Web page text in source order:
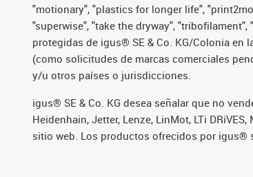
"motionary", "plastics for longer life",
"superwise", "take the dryway",
protegidas de igus® SE & Co. KG/Colonia en
(como solicitudes de marcas comerciales
y/u otros países o jurisdicciones.
igus® SE & Co. KG desea señalar que no
Heidenhain, Jetter, Lenze, LinMot, LTi
sitio web. Los productos ofrecidos por igus®